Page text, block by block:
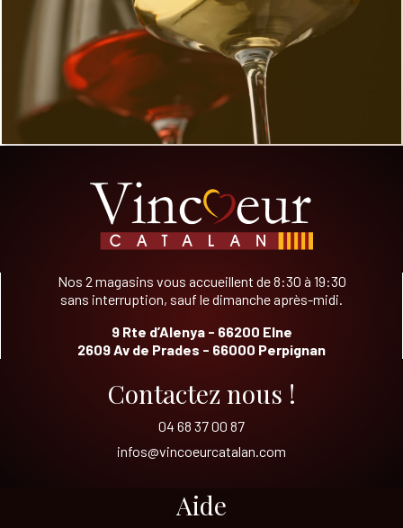
Nos 2 magasins vous accueillent de 8:30 à 19:30
sans interruption, sauf le dimanche après-midi.
9 Rte d’Alenya - 66200 Elne
2609 Av de Prades - 66000 Perpignan
Contactez nous !
04 68 37 00 87
infos@vincoeurcatalan.com
Aide